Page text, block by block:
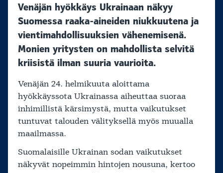
Venäjän hyökkäys Ukrainaan näkyy
Suomessa raaka-aineiden niukkuutena ja
vientimahdollisuuksien vähenemisenä.
Monien yritysten on mahdollista selvitä
kriisistä ilman suuria vaurioita.
Venäjän 24. helmikuuta aloittama
hyökkäyssota Ukrainassa aiheuttaa suoraa
inhimillistä kärsimystä, mutta vaikutukset
tuntuvat talouden välityksellä myös muualla
maailmassa.
Suomalaisille Ukrainan sodan vaikutukset
näkyvät nopeimmin hintojen nousuna, kertoo